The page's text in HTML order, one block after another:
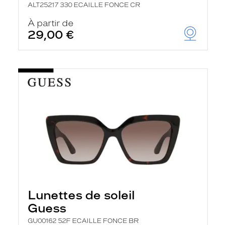
ALT25217 330 ECAILLE FONCE CR
À partir de
29,00 €
Lunettes de soleil
Guess
GU00162 52F ECAILLE FONCE BR